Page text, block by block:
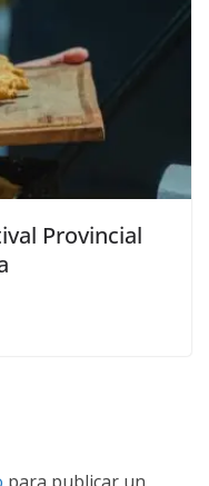
Provincial
para publicar un